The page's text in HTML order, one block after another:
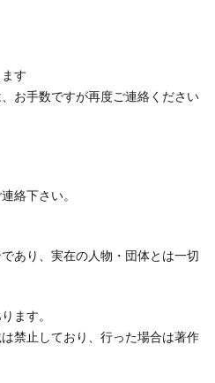
す
お手数ですが再度ご連絡ください
絡下さい。
あり、実在の人物・団体とは一切
ます。
禁止しており、行った場合は著作